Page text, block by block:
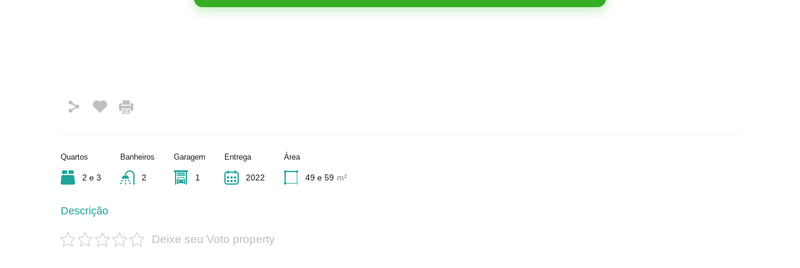
Quartos
2 e 3
Banheiros
2
Garagem
1
Entrega
2022
Área
49 e 59 m²
Descrição
Deixe seu Voto property